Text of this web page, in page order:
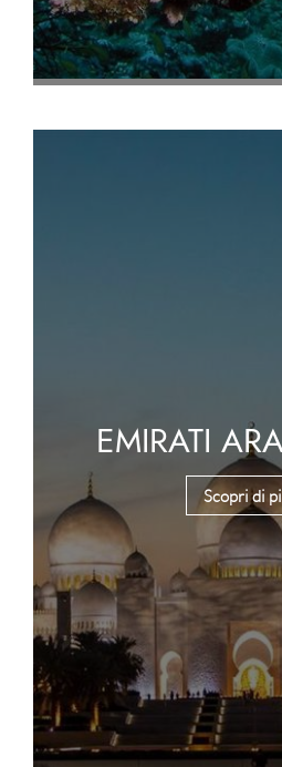
EMIRATI
Scopri di